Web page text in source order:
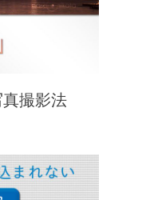
撮影法